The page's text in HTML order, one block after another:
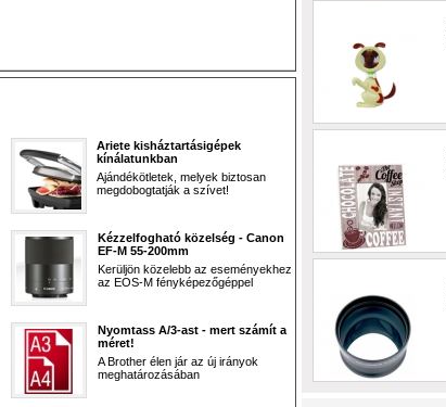
Ariete kisháztartásigépek
kínálatunkban
Ajándékötletek, melyek biztosan
megdobogtatják a szívet!
Kézzelfogható közelség - Canon
EF-M 55-200mm
Kerüljön közelebb az eseményekhez
az EOS-M fényképezőgéppel
Nyomtass A/3-ast - mert számít a
méret!
A Brother élen jár az új irányok
meghatározásában